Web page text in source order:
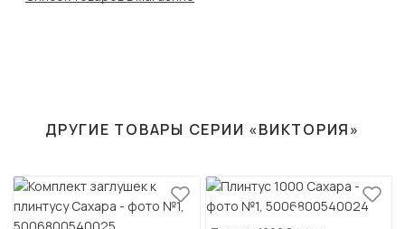
ДРУГИЕ ТОВАРЫ СЕРИИ «ВИКТОРИЯ»